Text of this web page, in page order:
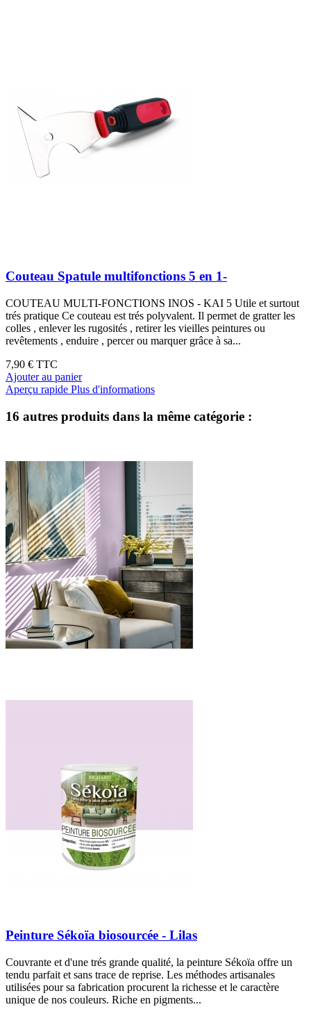
Couteau Spatule multifonctions 5 en 1-
COUTEAU MULTI-FONCTIONS INOS - KAI 5 Utile et surtout
trés pratique Ce couteau est trés polyvalent. Il permet de gratter les
colles , enlever les rugosités , retirer les vieilles peintures ou
revêtements , enduire , percer ou marquer grâce à sa...
7,90 € TTC
Ajouter au panier
Aperçu rapide Plus d'informations
16 autres produits dans la même catégorie :
Peinture Sékoïa biosourcée - Lilas
Couvrante et d'une trés grande qualité, la peinture Sékoïa offre un
tendu parfait et sans trace de reprise. Les méthodes artisanales
utilisées pour sa fabrication procurent la richesse et le caractère
unique de nos couleurs. Riche en pigments...